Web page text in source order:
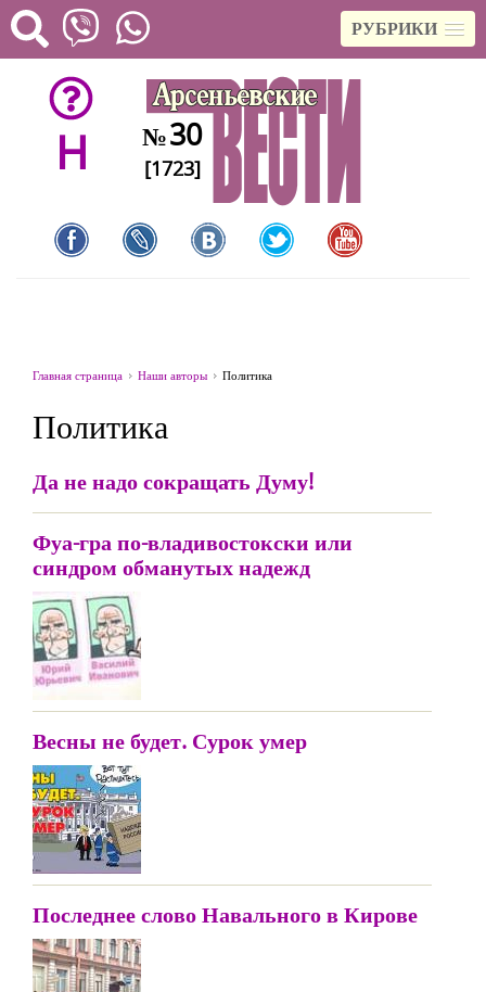
РУБРИКИ
H №30
[1723]
Главная страница Наши авторы Политика
Политика
Да не надо сокращать Думу!
Фуа-гра по-владивостокски или
синдром обманутых надежд
Весны не будет. Сурок умер
Последнее слово Навального в Кирове